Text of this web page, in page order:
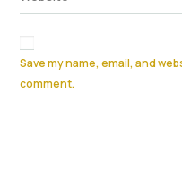
Save my name, email, and
comment.